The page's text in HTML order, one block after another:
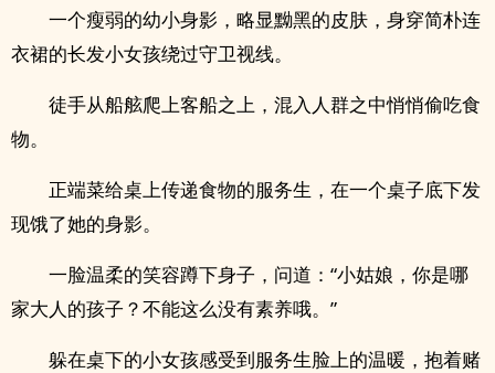
一个瘦弱的幼小身影，略显黝黑的皮肤，身穿简朴连
衣裙的长发小女孩绕过守卫视线。
徒手从船舷爬上客船之上，混入人群之中悄悄偷吃食
物。
正端菜给桌上传递食物的服务生，在一个桌子底下发
现饿了她的身影。
一脸温柔的笑容蹲下身子，问道：“小姑娘，你是哪
家大人的孩子？不能这么没有素养哦。”
躲在桌下的小女孩感受到服务生脸上的温暖，抱着赌